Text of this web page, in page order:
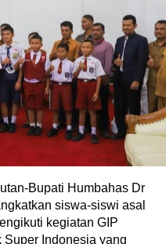
Bupati Humbahas Dr
siswa-siswi asal
kegiatan GIP
Super Indonesia yang